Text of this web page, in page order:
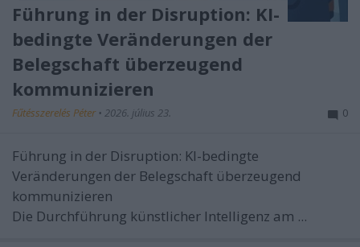
Führung in der Disruption: KI-
bedingte Veränderungen der
Belegschaft überzeugend
kommunizieren
Fűtésszerelés Péter • 2026. július 23. 0
Führung in der Disruption: KI-bedingte
Veränderungen der Belegschaft überzeugend
kommunizieren
Die Durchführung künstlicher Intelligenz am ...